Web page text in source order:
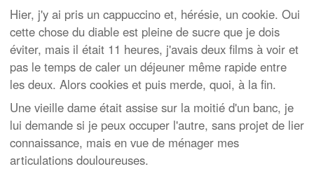
Hier, j'y ai pris un cappuccino et, hérésie, un cookie. Oui
cette chose du diable est pleine de sucre que je dois
éviter, mais il était 11 heures, j'avais deux films à voir et
pas le temps de caler un déjeuner même rapide entre
les deux. Alors cookies et puis merde, quoi, à la fin.
Une vieille dame était assise sur la moitié d'un banc, je
lui demande si je peux occuper l'autre, sans projet de lier
connaissance, mais en vue de ménager mes
articulations douloureuses.